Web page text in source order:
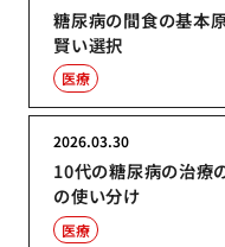
糖尿病の間食の基本
賢い選択
医療
10代の糖尿病の治療
の使い分け
2026.03.30
医療